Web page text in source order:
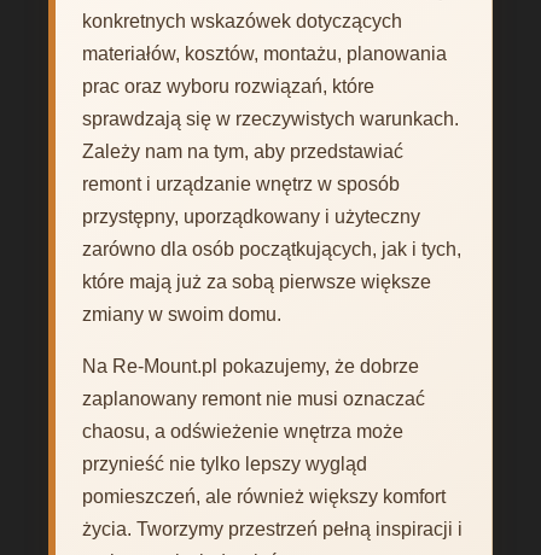
konkretnych wskazówek dotyczących
materiałów, kosztów, montażu, planowania
prac oraz wyboru rozwiązań, które
sprawdzają się w rzeczywistych warunkach.
Zależy nam na tym, aby przedstawiać
remont i urządzanie wnętrz w sposób
przystępny, uporządkowany i użyteczny
zarówno dla osób początkujących, jak i tych,
które mają już za sobą pierwsze większe
zmiany w swoim domu.
Na Re-Mount.pl pokazujemy, że dobrze
zaplanowany remont nie musi oznaczać
chaosu, a odświeżenie wnętrza może
przynieść nie tylko lepszy wygląd
pomieszczeń, ale również większy komfort
życia. Tworzymy przestrzeń pełną inspiracji i